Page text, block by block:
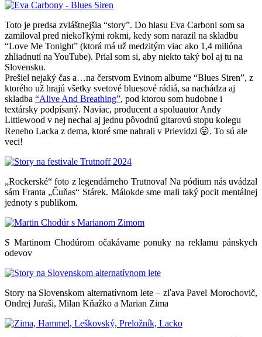
Toto je predsa zvláštnejšia “story”. Do hlasu Eva Carboni som sa
zamiloval pred niekoľkými rokmi, kedy som narazil na skladbu
“Love Me Tonight” (ktorá má už medzitým viac ako 1,4 milióna
zhliadnutí na YouTube). Prial som si, aby niekto taký bol aj tu na
Slovensku.
Prešiel nejaký čas a…na čerstvom Evinom albume “Blues Siren”, z
ktorého už hrajú všetky svetové bluesové rádiá, sa nachádza aj
skladba “Alive And Breathing”, pod ktorou som hudobne i
textársky podpísaný. Naviac, producent a spoluautor Andy
Littlewood v nej nechal aj jednu pôvodnú gitarovú stopu kolegu
Reneho Lacka z dema, ktoré sme nahrali v Prievidzi 😛. To sú ale
veci!
„Rockerské“ foto z legendárneho Trutnova! Na pódium nás uvádzal
sám Franta „Čuňas“ Stárek. Málokde sme mali taký pocit mentálnej
jednoty s publikom.
S Martinom Chodúrom očakávame ponuky na reklamu pánskych
odevov
Story na Slovenskom alternatívnom lete – zľava Pavel Morochovič,
Ondrej Juraši, Milan Kňažko a Marian Zima